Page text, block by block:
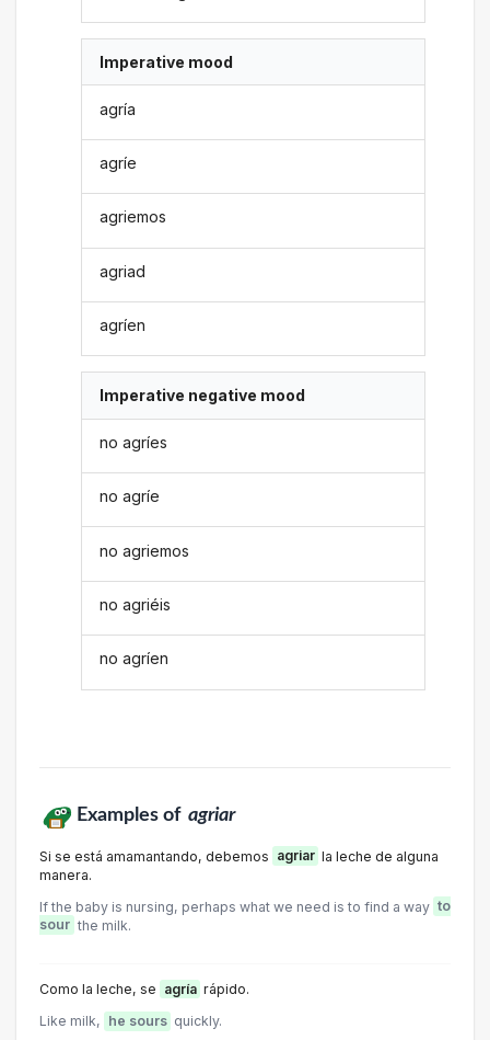
Imperative mood
agría
agríe
agriemos
agriad
agríen
Imperative negative mood
no agríes
no agríe
no agriemos
no agriéis
no agríen
Examples of agriar
Si se está amamantando, debemos agriar la leche de alguna
manera.
If the baby is nursing, perhaps what we need is to find a way to
sour the milk.
Como la leche, se agría rápido.
Like milk, he sours quickly.